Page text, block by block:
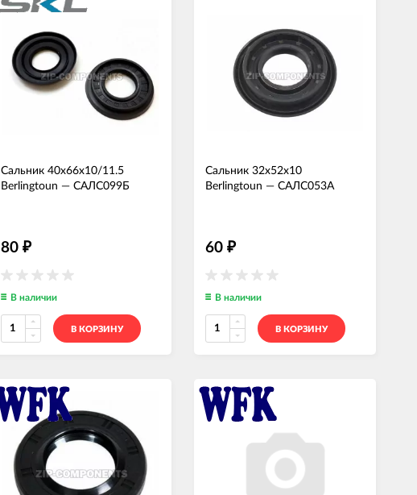
Сальник 40x66x10/11.5
Berlingtoun — САЛС099Б
80 ₽
В наличии
В КОРЗИНУ
Сальник 32x52x10
Berlingtoun — САЛС053А
60 ₽
В наличии
В КОРЗИНУ